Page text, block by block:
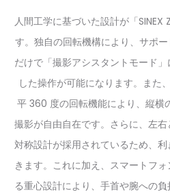
人間工学に基づいた設計が「SINEX
す。独自の回転機構により、サポ
だけで「撮影アシスタントモード
した操作が可能になります。また
平 360 度の回転機能により、縦横
撮影が自由自在です。さらに、左
対称設計が採用されているため、
きます。これに加え、スマートフ
る重心設計により、手首や腕への